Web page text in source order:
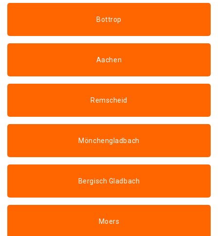
Bottrop
Aachen
Remscheid
Mönchengladbach
Bergisch Gladbach
Moers